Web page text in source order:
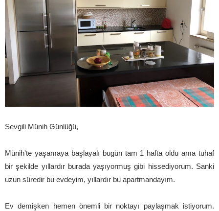
Sevgili Münih Günlüğü,
Münih'te yaşamaya başlayalı bugün tam 1 hafta oldu ama tuhaf
bir şekilde yıllardır burada yaşıyormuş gibi hissediyorum. Sanki
uzun süredir bu evdeyim, yıllardır bu apartmandayım.
Ev demişken hemen önemli bir noktayı paylaşmak istiyorum.